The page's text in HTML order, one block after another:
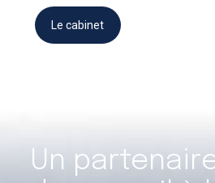
Le cabinet
Un